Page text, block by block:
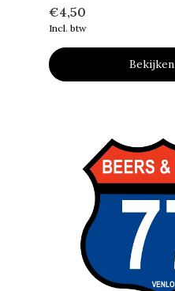
€4,50
Incl. btw
Bekijken